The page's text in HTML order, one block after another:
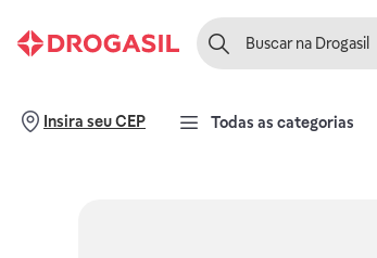
Insira seu CEP Todas as categorias